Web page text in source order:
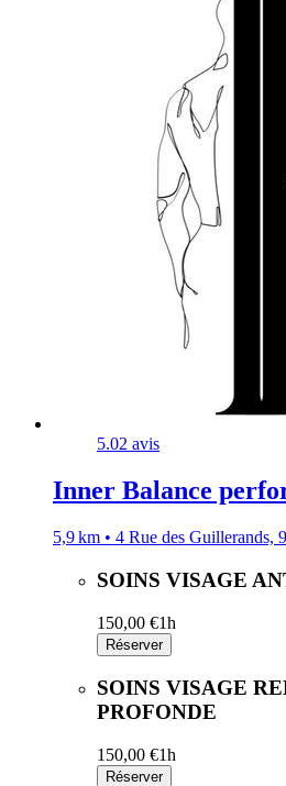
5.02 avis
Inner Balance
5,9 km • 4 Rue des Guillerands,
SOINS VISAGE
150,00 €1h
Réserver
SOINS VISAGE
PROFONDE
150,00 €1h
Réserver